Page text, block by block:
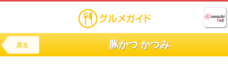
戻る 豚かつ かつみ